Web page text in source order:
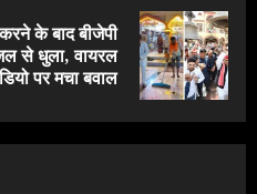
के बाद बीजेपी
से धुला, वायरल
पर मचा बवाल